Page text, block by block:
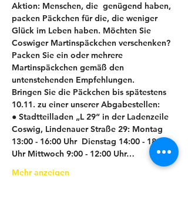
Aktion: Menschen, die  genügend haben,
packen Päckchen für die, die weniger
Glück im Leben haben. Möchten Sie
Coswiger Martinspäckchen verschenken?
Packen Sie ein oder mehrere
Martinspäckchen gemäß den
untenstehenden Empfehlungen.
Bringen Sie die Päckchen bis spätestens
10.11. zu einer unserer Abgabestellen:
● Stadtteilladen „L 29“ in der Ladenzeile
Coswig, Lindenauer Straße 29: Montag
13:00 - 16:00 Uhr  Dienstag 14:00 - 18:00
Uhr Mittwoch 9:00 - 12:00 Uhr…
Mehr anzeigen